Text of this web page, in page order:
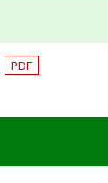
PDF